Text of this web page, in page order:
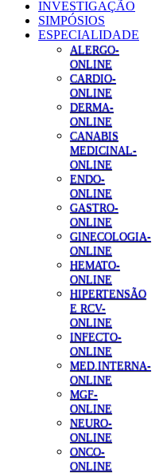
INVESTIGAÇÃO
SIMPÓSIOS
ESPECIALIDADE
ALERGO-
ONLINE
CARDIO-
ONLINE
DERMA-
ONLINE
CANABIS
MEDICINAL-
ONLINE
ENDO-
ONLINE
GASTRO-
ONLINE
GINECOLOGIA-
ONLINE
HEMATO-
ONLINE
HIPERTENSÃO
E RCV-
ONLINE
INFECTO-
ONLINE
MED.INTERNA-
ONLINE
MGF-
ONLINE
NEURO-
ONLINE
ONCO-
ONLINE